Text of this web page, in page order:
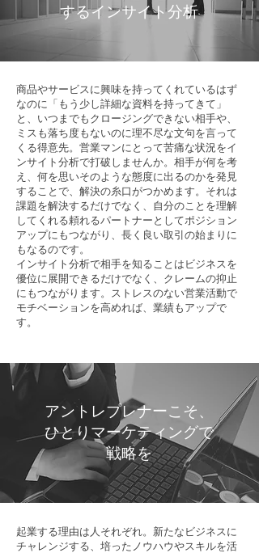
するインサイト分析
アントレプレナーこそ、
ひとりマーケティングで
戦略を
商品やサービスに興味を持ってくれているはず
なのに「もう少し詳細な資料を持ってきて」
と、いつまでもクロージングできない相手や、
ミスも落ち度もないのに理不尽な文句を言って
くる得意先。営業マンにとって苦痛な状況をイ
ンサイト分析で打破しませんか。相手が何を考
え、何を思いそのような態度に出るのかを発見
することで、解決の糸口がつかめます。それは
課題を解決するだけでなく、自分のことを理解
してくれる頼れるパートナーとしてポジション
アップにもつながり、長く良い取引の始まりに
もなるのです。
インサイト分析で相手を知ることはビジネスを
優位に展開できるだけでなく、クレームの抑止
にもつながります。ストレスのない営業活動で
モチベーションを高めれば、業績もアップで
す。
起業する理由は人それぞれ。新たなビジネスに
チャレンジする、培ったノウハウやスキルを活